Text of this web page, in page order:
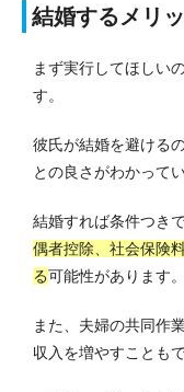
結婚するメリ
まず実行してほしい
す。
彼氏が結婚を避ける
との良さがわかって
結婚すれば条件つき
偶者控除、社会保険
る可能性があります。
また、夫婦の共同作
収入を増やすことも